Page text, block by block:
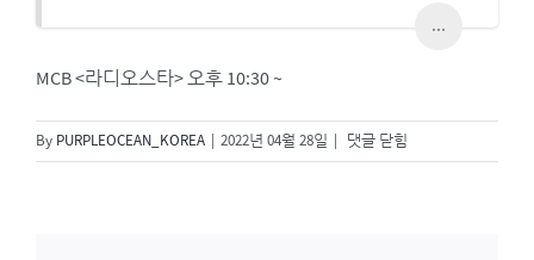
...
MCB <라디오스타> 오후 10:30 ~
By PURPLEOCEAN_KOREA 2022년 04월 28일
라
디
댓글 닫힘